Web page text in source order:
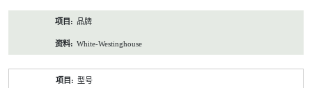
品牌
White-Westinghouse
型号